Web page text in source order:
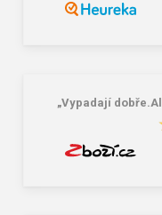
„Vypadají